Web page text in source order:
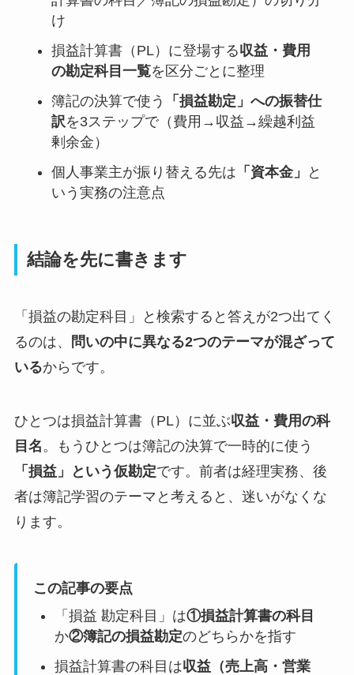
け
損益計算書（PL）に登場する収益・費用
の勘定科目一覧を区分ごとに整理
簿記の決算で使う
「損益勘定」への振替仕
訳を3ステップで（費用→収益→繰越利益
剰余金）
個人事業主が振り替える先は 「資本金」
と
いう実務の注意点
結論を先に書きます
「損益の勘定科目」と検索すると答えが2つ出てく
るのは、
問いの中に異なる2つのテーマが混ざって
いるからです。
ひとつは損益計算書（PL）に並ぶ収益・費用の科
目名 。もうひとつは簿記の決算で一時的に使う
「損益」という仮勘定です。前者は経理実務、後
者は簿記学習のテーマと考えると、迷いがなくな
ります。
この記事の要点
「損益 勘定科目」は①損益計算書の科目
か②簿記の損益勘定のどちらかを指す
損益計算書の科目は収益（売上高・営業